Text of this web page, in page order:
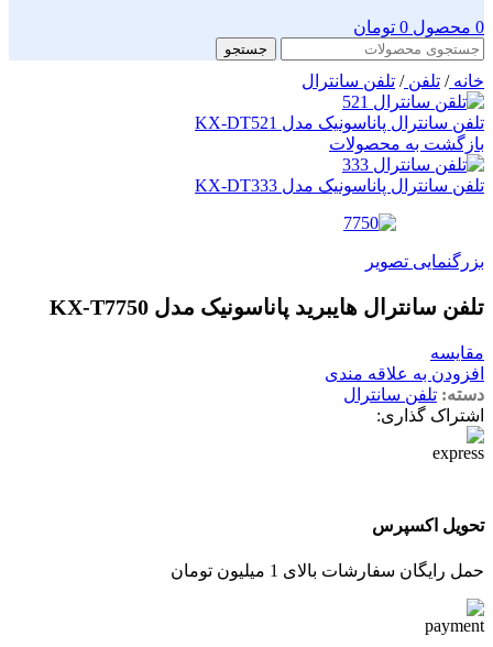
0 محصول 0 تومان
جستجو
خانه/ تلفن/ تلفن سانترال
تلفن سانترال پاناسونیک مدل KX-DT521
بازگشت به محصولات
تلفن سانترال پاناسونیک مدل KX-DT333
بزرگنمایی تصویر
تلفن سانترال هایبرید پاناسونیک مدل KX-T7750
مقایسه
افزودن به علاقه مندی
دسته: تلفن سانترال
اشتراک گذاری:
تحویل اکسپرس
حمل رایگان سفارشات بالای 1 میلیون تومان